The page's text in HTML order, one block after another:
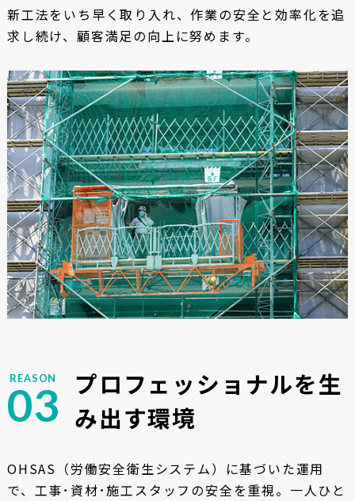
新工法をいち早く取り入れ、作業の安全と効率化を追
求し続け、顧客満足の向上に努めます。
REASON
03 プロフェッショナルを生
み出す環境
OHSAS（労働安全衛生システム）に基づいた運用
で、工事･資材･施工スタッフの安全を重視。一人ひと